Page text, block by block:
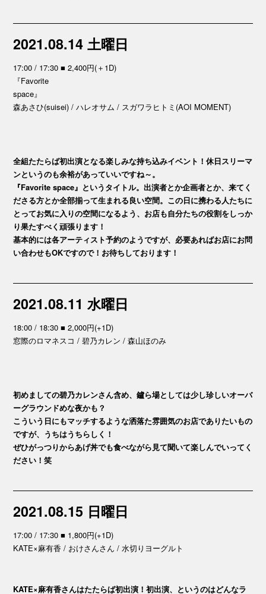
2021.08.14 土曜日
17:00 / 17:30 ■ 2,400円(＋1D)
『Favorite
森あさひ(suisei) / ハレオサム / スガワラヒトミ(AOI MOMENT)
全組たたらば初出演となる楽しみな持ち込みイベント！休日スリーマ
ンというのも余裕があっていいですね～。
『Favorite space』というタイトル。出演者とか企画者とか、来てく
ださる方とか全部揃って生まれる良い空間。この日に携わる人たちに
とってお気に入りの空間になるよう、お店も自分たちの役割をしっか
り果たすべく頑張ります！
基本的には各アーティスト予約のようですが、必要あればお店にお問
い合わせもOKですので！お待ちしております！
2021.08.11 水曜日
18:00 / 18:30 ■ 2,000円(+1D)
窓際のロマネスコ / 碧乃カレン / 森山ほのみ
初めましての碧乃カレンさん含め、鑪ら場としては少し珍しいオーバ
ーグラウンドめな夜かも？
こういう日にもマッチするような洒落た雰囲気のお店でありたいもの
ですが、うちはうちらしく！
ぜひがっつりからあげ丼でも食べながら見て聞いて楽しんでいってく
ださい！笑
2021.08.15 日曜日
17:00 / 17:30 ■ 1,800円(+1D)
KATE×麻有香 / おけさんさん / 水切りヨーグルト
KATE×麻有香さんはたたらば初出演！初出演、というのはどんなラ